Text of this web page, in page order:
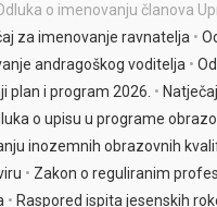
o imenovanju članova
za imenovanje ravnatelja •
andragoškog voditelja •
plan i program 2026. •
o upisu u programe
inozemnih obrazovnih
• Zakon o reguliranim
• Raspored ispita jesenskih